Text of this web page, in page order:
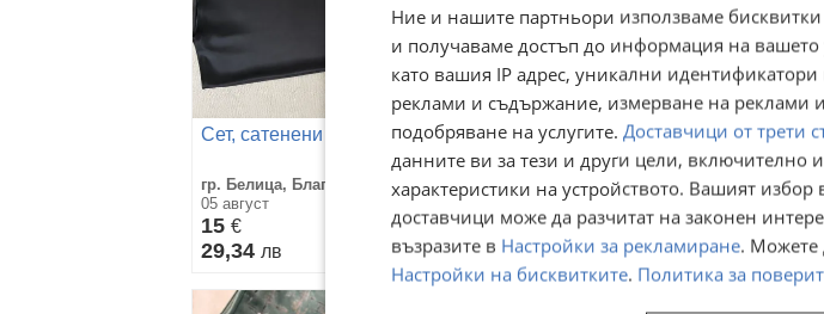
Сет, сатенени поли
гр. Белица, Благоевград
05 август
15 €
29,34 лв
Картина Abstract white waves
гр. Белица, Благоевград
05 август
23€
44,98лв
Ние и нашите партньори използваме
и получаваме достъп до информация на
като вашия IP адрес, уникални
реклами и съдържание, измерване на реклами
подобряване на услугите. Доставчици от трети
данните ви за тези и други цели, включително
характеристики на устройството. Вашият
доставчици може да разчитат на законен
възразите в Настройки за рекламиране. Можете
Настройки на бисквитките. Политика за